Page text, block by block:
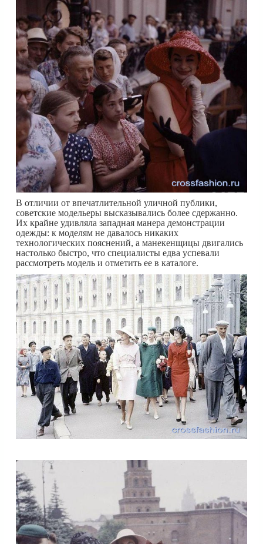
В отличии от впечатлительной уличной публики,
советские модельеры высказывались более сдержанно.
Их крайне удивляла западная манера демонстрации
одежды: к моделям не давалось никаких
технологических пояснений, а манекенщицы двигались
настолько быстро, что специалисты едва успевали
рассмотреть модель и отметить ее в каталоге.